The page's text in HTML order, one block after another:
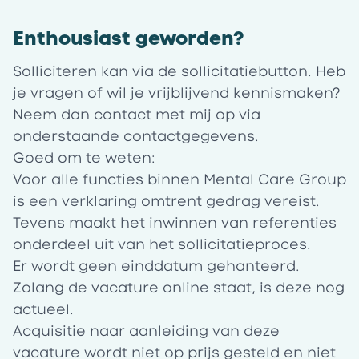
Enthousiast geworden?
Solliciteren kan via de sollicitatiebutton. Heb
je vragen of wil je vrijblijvend kennismaken?
Neem dan contact met mij op via
onderstaande contactgegevens.
Goed om te weten:
Voor alle functies binnen Mental Care Group
is een verklaring omtrent gedrag vereist.
Tevens maakt het inwinnen van referenties
onderdeel uit van het sollicitatieproces.
Er wordt geen einddatum gehanteerd.
Zolang de vacature online staat, is deze nog
actueel.
Acquisitie naar aanleiding van deze
vacature wordt niet op prijs gesteld en niet